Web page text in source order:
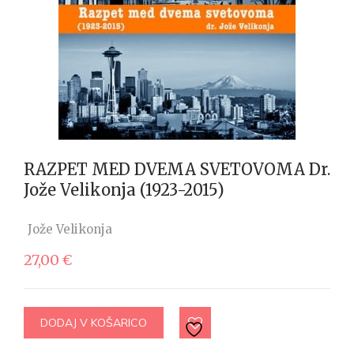
RAZPET MED DVEMA SVETOVOMA Dr.
Jože Velikonja (1923-2015)
Jože Velikonja
27,00 €
DODAJ V KOŠARICO